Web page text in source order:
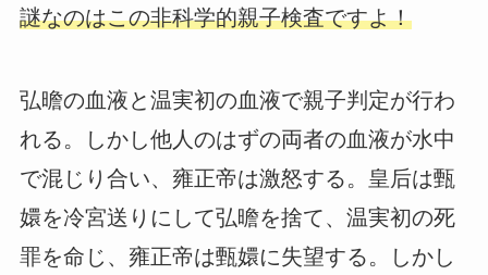
謎なのはこの非科学的親子検査ですよ！
弘曕の血液と温実初の血液で親子判定が行わ
れる。しかし他人のはずの両者の血液が水中
で混じり合い、雍正帝は激怒する。皇后は甄
嬛を冷宮送りにして弘曕を捨て、温実初の死
罪を命じ、雍正帝は甄嬛に失望する。しかし